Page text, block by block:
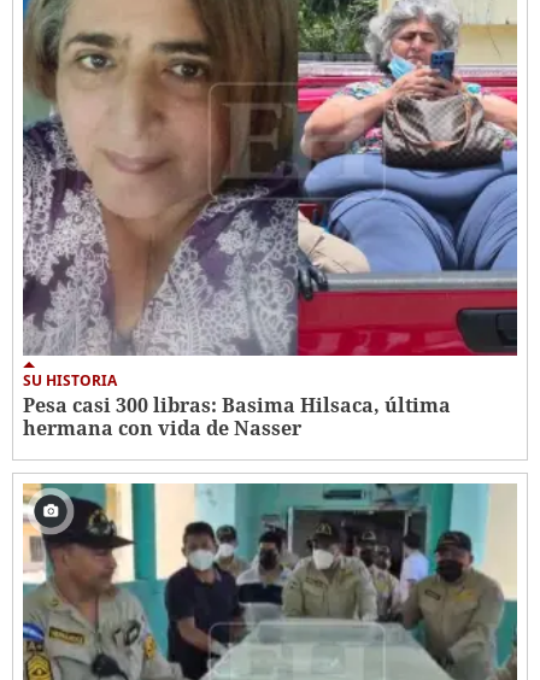
SU HISTORIA
Pesa casi 300 libras: Basima Hilsaca, última
hermana con vida de Nasser